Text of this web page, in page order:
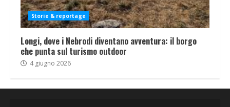
Storie & reportage
Longi, dove i Nebrodi diventano avventura: il borgo
che punta sul turismo outdoor
4 giugno 2026